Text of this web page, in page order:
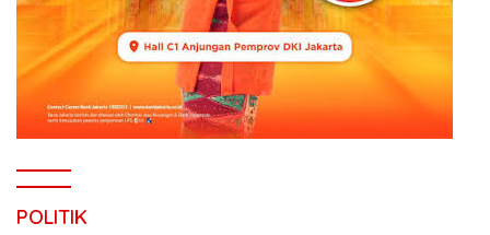
POLITIK